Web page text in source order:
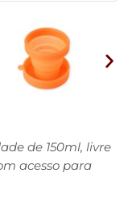
de 150ml, livre
acesso para